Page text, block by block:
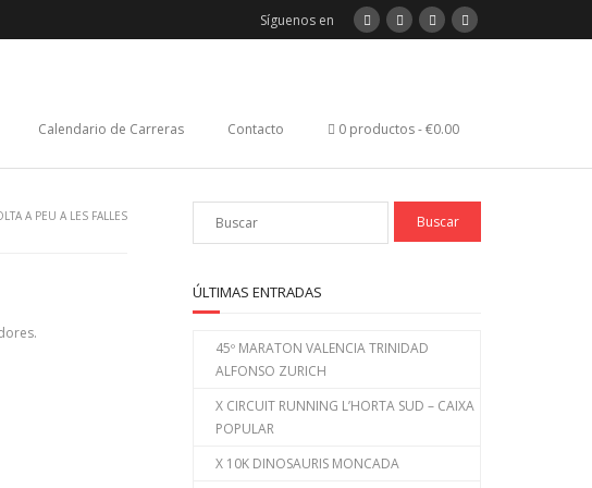
Síguenos en
Calendario de Carreras Contacto 0 productos €0.00
A PEU A LES FALLES
ÚLTIMAS ENTRADAS
45º MARATON VALENCIA TRINIDAD
ALFONSO ZURICH
X CIRCUIT RUNNING L’HORTA SUD – CAIXA
POPULAR
X 10K DINOSAURIS MONCADA